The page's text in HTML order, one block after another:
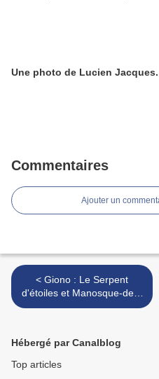
Une photo de Lucien Jacques.
Commentaires
Ajouter un
< Giono : Le Serpent
d'étoiles et Manosque-des-
Plateaux traduits en
Hébergé par Canalblog
Top articles